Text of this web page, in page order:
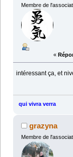
Membre de
«
intéressant ça, et
qui vivra verra
grazyna
Membre de